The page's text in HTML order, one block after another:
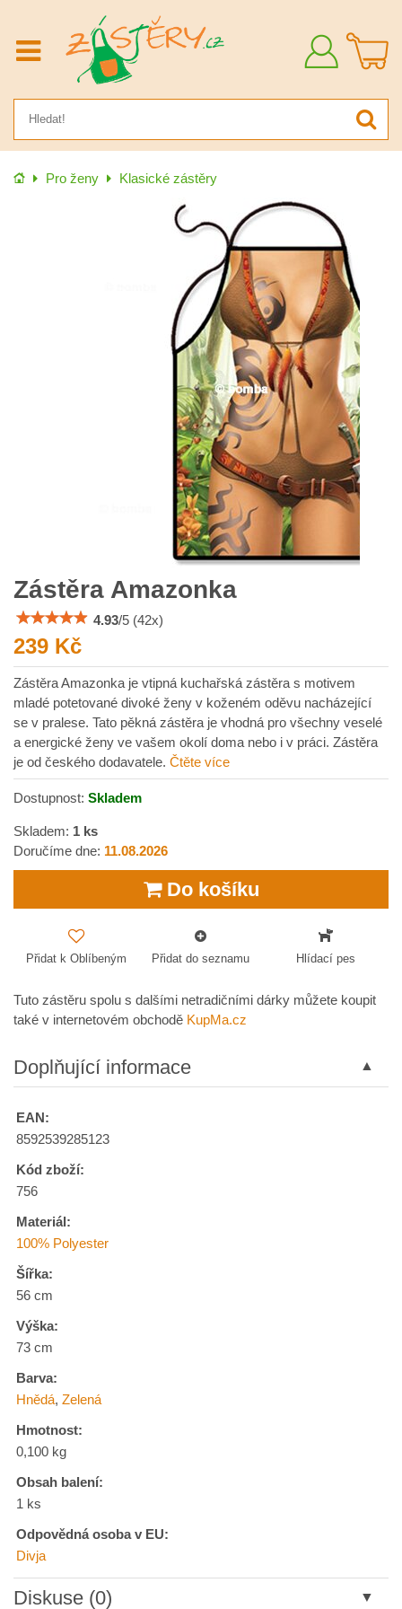
Přihlásit
Úvod Pro ženy Klasické zástěry
Zástěra Amazonka
4.93/5 (42x)
239 Kč
Zástěra Amazonka je vtipná kuchařská zástěra s motivem
mladé potetované divoké ženy v koženém oděvu nacházející
se v pralese. Tato pěkná zástěra je vhodná pro všechny veselé
a energické ženy ve vašem okolí doma nebo i v práci. Zástěra
je od českého dodavatele. Čtěte více
Dostupnost: Skladem
Skladem: 1 ks
Doručíme dne: 11.08.2026
Do košíku
Přidat k Oblíbeným Přidat do seznamu Hlídací pes
Tuto zástěru spolu s dalšími netradičními dárky můžete koupit
také v internetovém obchodě KupMa.cz
Doplňující informace
EAN:
8592539285123
Kód zboží:
756
Materiál:
100% Polyester
Šířka:
56 cm
Výška:
73 cm
Barva:
Hnědá, Zelená
Hmotnost:
0,100 kg
Obsah balení:
1 ks
Odpovědná osoba v EU:
Divja
Diskuse (0)